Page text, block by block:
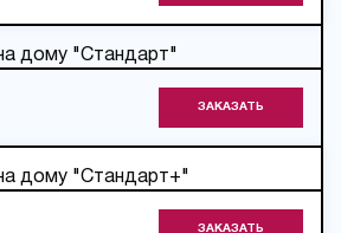
дому "Стандарт"
ЗАКАЗАТЬ
дому "Стандарт+"
ЗАКАЗАТЬ